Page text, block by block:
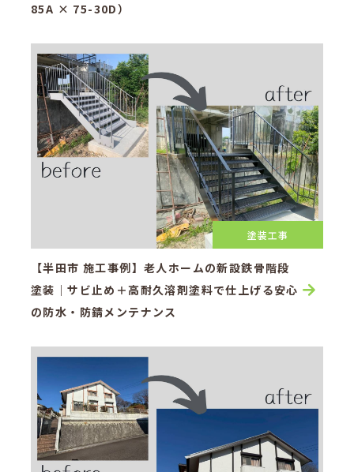
85A × 75-30D）
塗装工事
【半田市 施工事例】老人ホームの新設鉄骨階段
塗装｜サビ止め＋高耐久溶剤塗料で仕上げる安心
の防水・防錆メンテナンス